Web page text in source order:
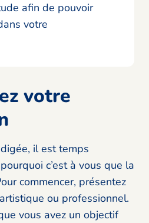
afin de pouvoir
votre
votre
il est temps
c’est à vous que la
commencer, présentez
ou professionnel.
vous avez un objectif